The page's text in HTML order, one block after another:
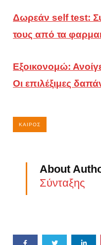
Δωρεάν self test:
τους από τα
Εξοικονομώ:
Οι επιλέξιμες
ΚΑΙΡΌΣ
About
Σύνταξης